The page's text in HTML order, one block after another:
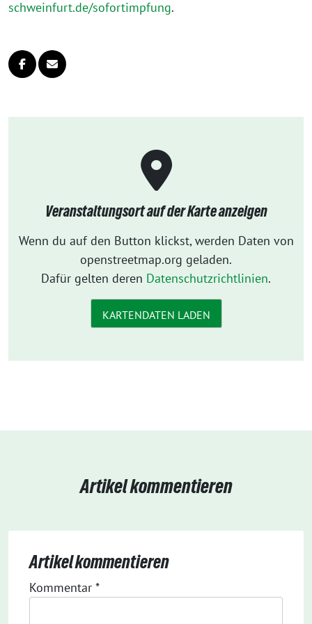
schweinfurt.de/sofortimpfung.
Veranstaltungsort auf der Karte anzeigen
Wenn du auf den Button klickst, werden Daten von
openstreetmap.org geladen.
Dafür gelten deren Datenschutzrichtlinien.
KARTENDATEN LADEN
Artikel kommentieren
Artikel kommentieren
Kommentar *